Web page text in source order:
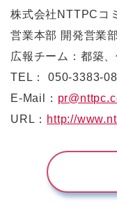
株式会社NTTPCコ
営業本部 開発営業
広報チーム：都築
TEL： 050-3383-
E-Mail：
URL： http://